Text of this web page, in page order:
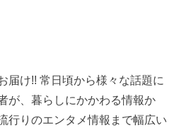
届け!! 常日頃から様々な話題に
が、暮らしにかかわる情報か
行りのエンタメ情報まで幅広い